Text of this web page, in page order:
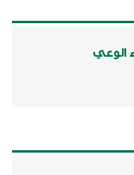
الوعي